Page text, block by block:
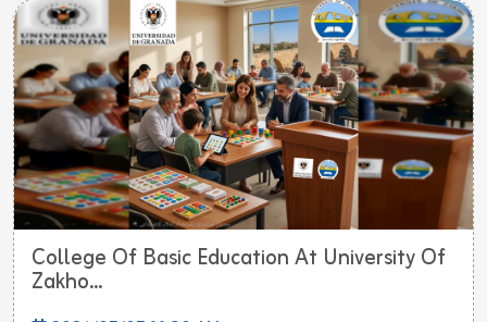
College Of Basic Education At University Of
Zakho...